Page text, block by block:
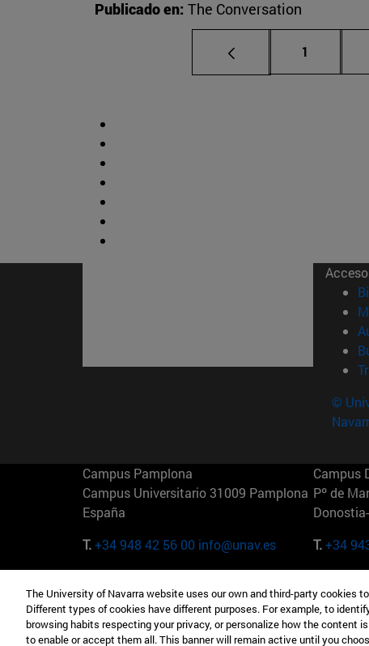
Publicado en: The Conversation
Página
1
©
Campus Pamplona
Campus Universitario 31009 Pamplona
España
T.+34 948 42 56 00 info@unav.es
Campus
Pº de
T.+34
Camino del Cerro Águila 3 28023
Madrid España
165 W
EE.UU
The University of Navarra website uses our own and third-party cookies
Different types of cookies have different purposes. For example, to
browsing habits respecting your privacy, or personalize how the content
to enable or accept them all. This banner will remain active until you